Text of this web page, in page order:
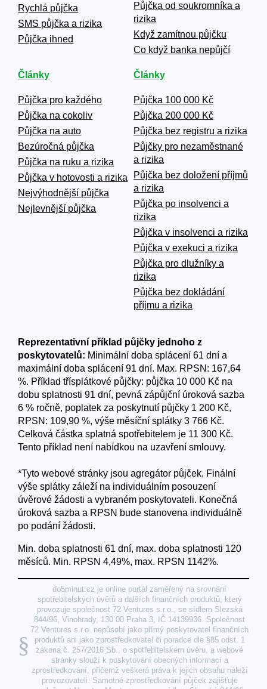
Rychlá půjčka
SMS půjčka a rizika
Půjčka ihned
Půjčka od soukromníka a
rizika
Když zamítnou půjčku
Co když banka nepůjčí
Články
Půjčka pro každého
Půjčka na cokoliv
Půjčka na auto
Bezúročná půjčka
Půjčka na ruku a rizika
Půjčka v hotovosti a rizika
Nejvýhodnější půjčka
Nejlevnější půjčka
Články
Půjčka 100 000 Kč
Půjčka 200 000 Kč
Půjčka bez registru a rizika
Půjčky pro nezaměstnané
a rizika
Půjčka bez doložení příjmů
a rizika
Půjčka po insolvenci a
rizika
Půjčka v insolvenci a rizika
Půjčka v exekuci a rizika
Půjčka pro dlužníky a
rizika
Půjčka bez dokládání
příjmu a rizika
Reprezentativní příklad půjčky jednoho z
poskytovatelů: Minimální doba splácení 61 dní a
maximální doba splácení 91 dní. Max. RPSN: 167,64
%. Příklad třísplátkové půjčky: půjčka 10 000 Kč na
dobu splatnosti 91 dní, pevná zápůjční úroková sazba
6 % ročně, poplatek za poskytnutí půjčky 1 200 Kč,
RPSN: 109,90 %, výše měsíční splátky 3 766 Kč.
Celková částka splatná spotřebitelem je 11 300 Kč.
Tento příklad není nabídkou na uzavření smlouvy.
*Tyto webové stránky jsou agregátor půjček. Finální
výše splátky záleží na individuálním posouzení
úvěrové žádosti a vybraném poskytovateli. Konečná
úroková sazba a RPSN bude stanovena individuálně
po podání žádosti.
Min. doba splatnosti 61 dní, max. doba splatnosti 120
měsíců. Min. RPSN 4,49%, max. RPSN 1142%.
§
do5minut.cz je online portál zaměřený na srovnání
spotřebitelských úvěrů a dalších finančních produktů, který
provozuje společnost 72 Ventures s.r.o., se sídlem Slezská
844/96, Vinohrady, 130 00 Praha 3, IČ 14139936. Společnost
72 Ventures s.r.o. nepůsobí jako přímý poskytovatel finančních
produktů ani jako zprostředkovatel či poradce dle §85 odst. 1
zákona č. 257/2016 Sb., o spotřebitelském úvěru, a webové
stránky slouží k poskytování obecných informací a
zprostředkování, přičemž veškerá práva k jejich obsahu náleží
provozovateli. Samotné zprostředkování půjček zajišťuje